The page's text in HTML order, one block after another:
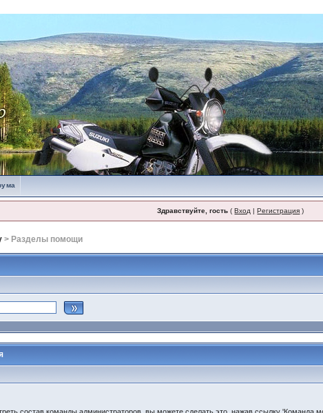
Здравствуйте, гость (Вход |Регистрация )
> Разделы помощи